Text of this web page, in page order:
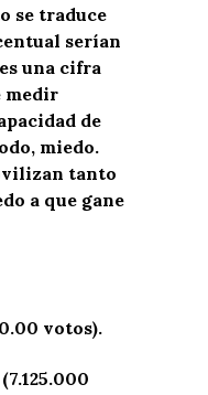
se traduce
serían
una cifra
medir
de
miedo.
tanto
a que gane
votos).